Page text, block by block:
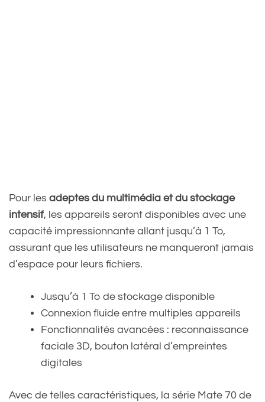
Pour les adeptes du multimédia et du stockage
intensif, les appareils seront disponibles avec une
capacité impressionnante allant jusqu’à 1 To,
assurant que les utilisateurs ne manqueront jamais
d’espace pour leurs fichiers.
Jusqu’à 1 To de stockage disponible
Connexion fluide entre multiples appareils
Fonctionnalités avancées : reconnaissance
faciale 3D, bouton latéral d’empreintes
digitales
Avec de telles caractéristiques, la série Mate 70 de